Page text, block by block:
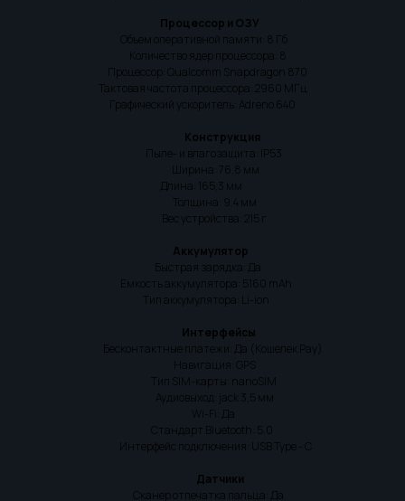
Процессор и ОЗУ
Объем оперативной памяти: 8 Гб
Количество ядер процессора: 8
Процессор: Qualcomm Snapdragon 870
Тактовая частота процессора: 2960 МГц
Графический ускоритель: Adreno 640
Конструкция
Пыле- и влагозащита: IP53
Ширина: 76,8 мм
Длина: 165,3 мм
Толщина: 9.4 мм
Вес устройства: 215 г
Аккумулятор
Быстрая зарядка: Да
Емкость аккумулятора: 5160 mAh
Тип аккумулятора: Li-ion
Интерфейсы
Бесконтактные платежи: Да (Кошелек Pay)
Навигация: GPS
Тип SIM-карты: nanoSIM
Аудиовыход: jack 3,5 мм
Wi-Fi: Да
Стандарт Bluetooth: 5.0
Интерфейс подключения: USB Type - C
Датчики
Сканер отпечатка пальца: Да